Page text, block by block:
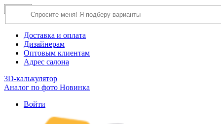
О компании
Доставка и оплата
Дизайнерам
Оптовым клиентам
Адрес салона
3D-калькулятор
Аналог по фото Новинка
Войти